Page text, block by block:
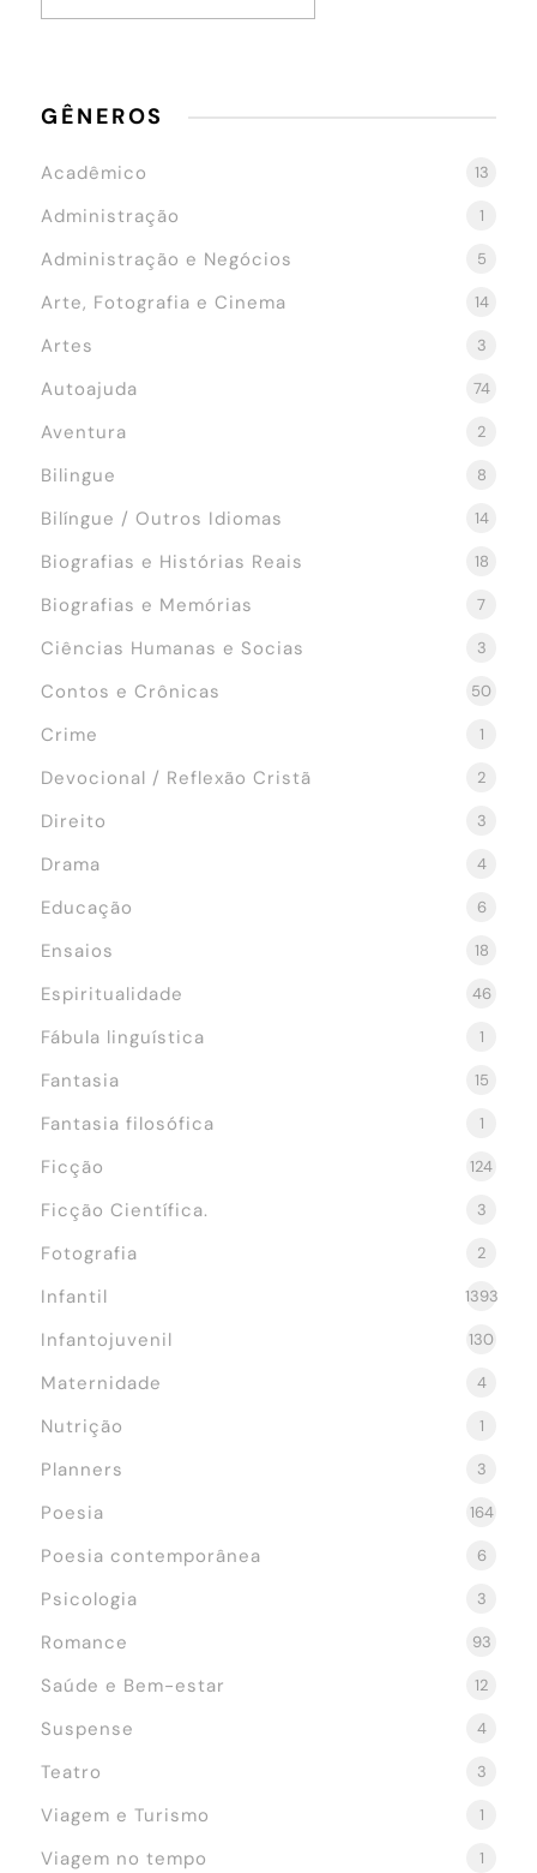
GÊNEROS
Acadêmico 13
Administração 1
Administração e Negócios 5
Arte, Fotografia e Cinema 14
Artes 3
Autoajuda 74
Aventura 2
Bilingue 8
Bilíngue / Outros Idiomas 14
Biografias e Histórias Reais 18
Biografias e Memórias 7
Ciências Humanas e Socias 3
Contos e Crônicas 50
Crime 1
Devocional / Reflexão Cristã 2
Direito 3
Drama 4
Educação 6
Ensaios 18
Espiritualidade 46
Fábula linguística 1
Fantasia 15
Fantasia filosófica 1
Ficção 124
Ficção Científica. 3
Fotografia 2
Infantil 1393
Infantojuvenil 130
Maternidade 4
Nutrição 1
Planners 3
Poesia 164
Poesia contemporânea 6
Psicologia 3
Romance 93
Saúde e Bem-estar 12
Suspense 4
Teatro 3
Viagem e Turismo 1
Viagem no tempo 1